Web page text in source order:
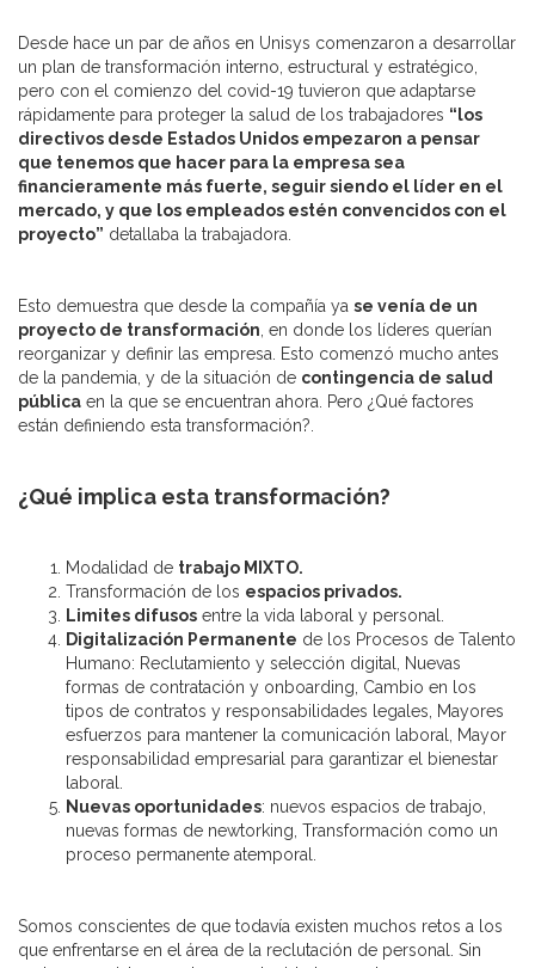
Desde hace un par de años en Unisys comenzaron a desarrollar
un plan de transformación interno, estructural y estratégico,
pero con el comienzo del covid-19 tuvieron que adaptarse
rápidamente para proteger la salud de los trabajadores “los
directivos desde Estados Unidos empezaron a pensar
que tenemos que hacer para la empresa sea
financieramente más fuerte, seguir siendo el líder en el
mercado, y que los empleados estén convencidos con el
proyecto” detallaba la trabajadora.
Esto demuestra que desde la compañía ya se venía de un
proyecto de transformación , en donde los líderes querían
reorganizar y definir las empresa. Esto comenzó mucho antes
de la pandemia, y de la situación de contingencia de salud
pública en la que se encuentran ahora. Pero ¿Qué factores
están definiendo esta transformación?.
¿Qué implica esta transformación?
Modalidad de trabajo MIXTO.
Transformación de los espacios privados.
Limites difusos entre la vida laboral y personal.
Digitalización Permanente de los Procesos de Talento
Humano: Reclutamiento y selección digital, Nuevas
formas de contratación y onboarding, Cambio en los
tipos de contratos y responsabilidades legales, Mayores
esfuerzos para mantener la comunicación laboral, Mayor
responsabilidad empresarial para garantizar el bienestar
laboral.
Nuevas oportunidades: nuevos espacios de trabajo,
nuevas formas de newtorking, Transformación como un
proceso permanente atemporal.
Somos conscientes de que todavía existen muchos retos a los
que enfrentarse en el área de la reclutación de personal. Sin